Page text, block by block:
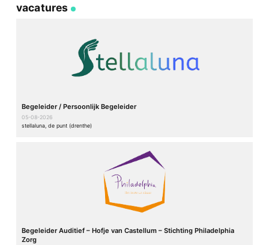
vacatures
Begeleider / Persoonlijk Begeleider
05-08-2026
stellaluna, de punt (drenthe)
Begeleider Auditief – Hofje van Castellum – Stichting Philadelphia
Zorg